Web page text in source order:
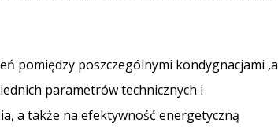
pomiędzy poszczególnymi kondygnacjami ,a
parametrów technicznych i
a także na efektywność energetyczną